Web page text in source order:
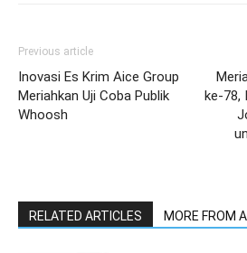
Previous article
Inovasi Es Krim Aice Group
Meriahkan Uji Coba Publik
Whoosh
ke-78,
RELATED ARTICLES MORE FROM